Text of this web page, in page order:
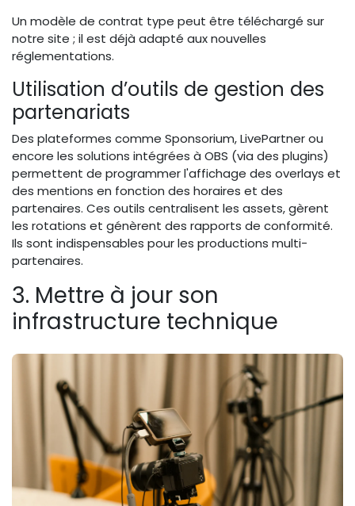
Un modèle de contrat type peut être téléchargé sur
notre site ; il est déjà adapté aux nouvelles
réglementations.
Utilisation d’outils de gestion des
partenariats
Des plateformes comme Sponsorium, LivePartner ou
encore les solutions intégrées à OBS (via des plugins)
permettent de programmer l'affichage des overlays et
des mentions en fonction des horaires et des
partenaires. Ces outils centralisent les assets, gèrent
les rotations et génèrent des rapports de conformité.
Ils sont indispensables pour les productions multi-
partenaires.
3. Mettre à jour son
infrastructure technique